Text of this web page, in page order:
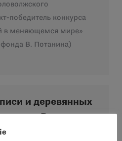
победитель конкурса
в меняющемся мире»
фонда В. Потанина)
и деревянных